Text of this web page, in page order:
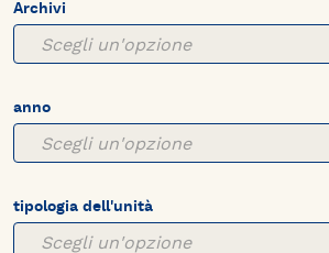
Archivi
Scegli un'opzione
anno
Scegli un'opzione
tipologia dell'unità
Scegli un'opzione